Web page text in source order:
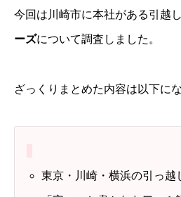
今回は川崎市に本社がある引越
ーズについて調査しました。
ざっくりまとめた内容は以下にな
東京・川崎・横浜の引っ越